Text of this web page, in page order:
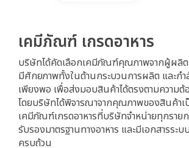
เคมีภัณฑ์ เกรดอาหาร
บริษัทได้คัดเลือกเคมีภัณฑ์คุณภาพจากผู้ผลิ
มีศักยภาพทั้งในด้านกระบวนการผลิต และก
เพียงพอ เพื่อส่งมอบสินค้าได้ตรงตามความต้
โดยบริษัทได้พิจารณาจากคุณภาพของสินค้า
เคมีภัณฑ์เกรดอาหารที่บริษัทจำหน่ายทุกรายก
รับรองมาตรฐานทางอาหาร และมีเอกสารระ
ครบถ้วน